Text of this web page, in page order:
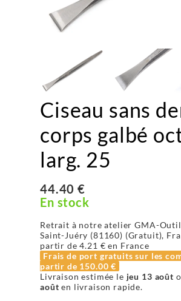
Ciseau sans
corps galbé
larg. 25
44.40 €
En stock
Retrait à notre atelier GMA-
Saint-Juéry (81160) (Gratuit),
partir de4.21 € en France
Frais de port gratuits sur les
partir de 150.00 €
Livraison estimée le jeu 13 août
août en livraison rapide.